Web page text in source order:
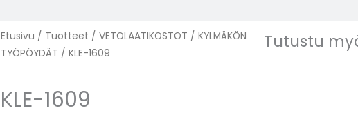
Etusivu / Tuotteet / VETOLAATIKOSTOT / KYLMÄKÖN
TYÖPÖYDÄT / KLE-1609
KLE-1609
Tutustu